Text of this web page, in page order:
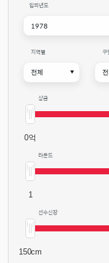
입회년도
지역별 구
상금
0억
라운드
1
선수신장
150cm